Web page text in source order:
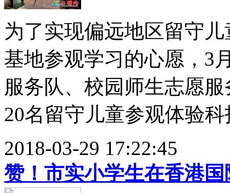
为了实现偏远地区留守
基地参观学习的心愿，3
服务队、校园师生志愿
20名留守儿童参观体验科
2018-03-29 17:22:45
赞！市实小学生在香港